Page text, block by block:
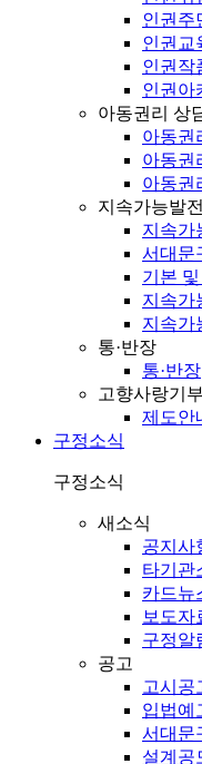
인권주
인권교
인권작
인권아
아동권리 상
아동권
아동권
아동권
지속가능발전
지속가
서대문
기본
지속가
지속가
통·반장
통·반장
고향사랑기
제도안
구정소식
구정소식
새소식
공지사
타기관
카드뉴
보도자
구정알
공고
고시공
입법예
서대문
설계공